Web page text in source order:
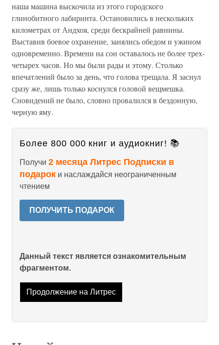
наша машина выскочила из этого городского
глинобитного лабиринта. Остановились в нескольких
километрах от Андхоя, среди бескрайней равнины.
Выставив боевое охранение, занялись обедом и ужином
одновременно. Времени на сон оставалось не более трех-
четырех часов. Но мы были рады и этому. Столько
впечатлений было за день, что голова трещала. Я заснул
сразу же, лишь только коснулся головой вещмешка.
Сновидений не было, словно провалился в бездонную,
черную яму.
Более 800 000 книг и аудиокниг! 📚
Получи 2 месяца Литрес Подписки в
подарок и наслаждайся неограниченным
чтением
ПОЛУЧИТЬ ПОДАРОК
Данный текст является ознакомительным
фрагментом.
Продолжение на Литрес